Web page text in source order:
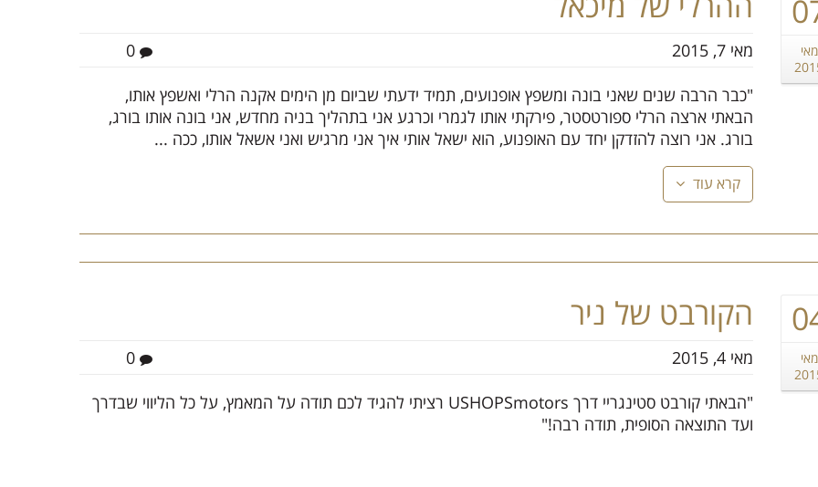
מאי
מאי 7, 2015
"כבר הרבה שנים שאני בונה ומשפץ אופנועים, תמיד ידעתי שביום מן הימים אקנה הרלי ואשפץ אותו,
הבאתי ארצה הרלי ספורטסטר, פירקתי אותו לגמרי וכרגע אני בתהליך בניה מחדש, אני בונה אותו בורג,
בורג. אני רוצה להזדקן יחד עם האופנוע, הוא ישאל אותי איך אני מרגיש ואני אשאל אותו, ככה ...
קרא עוד
מאי
הקורבט של ניר
מאי 4, 2015
"הבאתי קורבט סטינגריי דרך USHOPSmotors רציתי להגיד לכם תודה על המאמץ, על כל הליווי שבדרך
ועד התוצאה הסופית, תודה רבה!"